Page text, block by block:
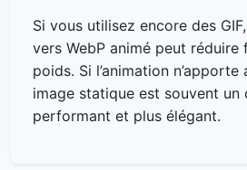
Si vous utilisez encore des
vers WebP animé peut
poids. Si l’animation n’apporte
image statique est souvent un
performant et plus élégant.